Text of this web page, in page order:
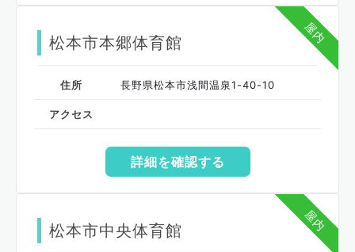
屋内
松本市本郷体育館
住所 長野県松本市浅間温泉1-40-10
アクセス
詳細を確認する
屋内
松本市中央体育館